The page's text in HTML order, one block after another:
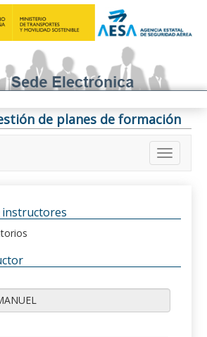
de planes de formación
instructores